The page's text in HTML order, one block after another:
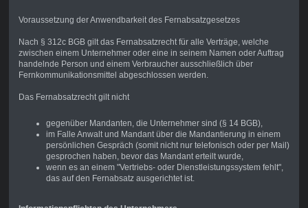
Voraussetzung der Anwendbarkeit des Fernabsatzgesetzes
Nach § 312c BGB gilt das Fernabsatzrecht für alle Verträge, welche
zwischen einem Unternehmer oder eine in seinem Namen oder Auftrag
handelnde Person und einem Verbraucher ausschließlich über
Fernkommunikationsmittel abgeschlossen werden.
Das Fernabsatzrecht gilt nicht
gegenüber Mandanten, die Unternehmer sind (§ 14 BGB),
im Falle Anwalt und Mandant über die Mandantierung in einem
persönlichen Gespräch (somit nicht nur telefonisch oder per Mail)
gesprochen haben, bevor das Mandant erteilt wurde,
wenn es an einem "Vertriebs- oder Dienstleistungssystem fehlt",
das auf den Fernabsatz ausgerichtet ist.